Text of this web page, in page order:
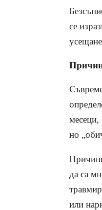
се
месеци,
но
да са
или